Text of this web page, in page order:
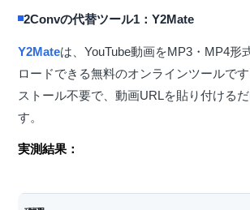
2Convの代替ツール1：Y2Mate
Y2Mateは、YouTube動画をMP3・MP4形
ロードできる無料のオンラインツールで
ストール不要で、動画URLを貼り付ける
す。
実測結果：